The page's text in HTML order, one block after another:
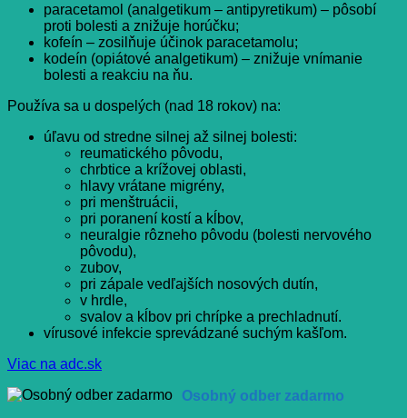
paracetamol (analgetikum – antipyretikum) – pôsobí
proti bolesti a znižuje horúčku;
kofeín – zosilňuje účinok paracetamolu;
kodeín (opiátové analgetikum) – znižuje vnímanie
bolesti a reakciu na ňu.
Používa sa u dospelých (nad 18 rokov) na:
úľavu od stredne silnej až silnej bolesti:
reumatického pôvodu,
chrbtice a krížovej oblasti,
hlavy vrátane migrény,
pri menštruácii,
pri poranení kostí a kĺbov,
neuralgie rôzneho pôvodu (bolesti nervového
pôvodu),
zubov,
pri zápale vedľajších nosových dutín,
v hrdle,
svalov a kĺbov pri chrípke a prechladnutí.
vírusové infekcie sprevádzané suchým kašľom.
Viac na adc.sk
Osobný odber zadarmo